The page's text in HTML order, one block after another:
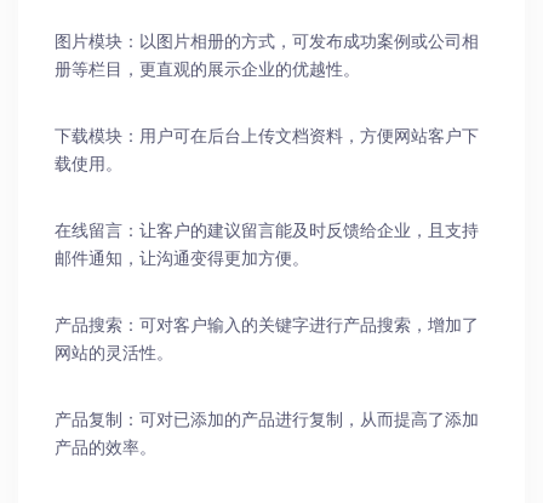
图片模块：以图片相册的方式，可发布成功案例或公司相
册等栏目，更直观的展示企业的优越性。
下载模块：用户可在后台上传文档资料，方便网站客户下
载使用。
在线留言：让客户的建议留言能及时反馈给企业，且支持
邮件通知，让沟通变得更加方便。
产品搜索：可对客户输入的关键字进行产品搜索，增加了
网站的灵活性。
产品复制：可对已添加的产品进行复制，从而提高了添加
产品的效率。